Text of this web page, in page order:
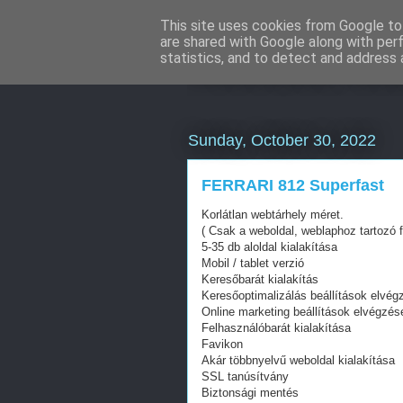
Weboldal
Sunday, October 30, 2022
FERRARI 812 Superfast
Korlátlan webtárhely méret.
( Csak a weboldal, weblaphoz tartozó
5-35 db aloldal kialakítása
Mobil / tablet verzió
Keresőbarát kialakítás
Keresőoptimalizálás beállítások
Online marketing beállítások
Felhasználóbarát kialakítása
Favikon
Akár többnyelvű weboldal kialakítása
SSL tanúsítvány
Biztonsági mentés
This site uses cookies from Google
are shared with Google along with
statistics, and to detect and address